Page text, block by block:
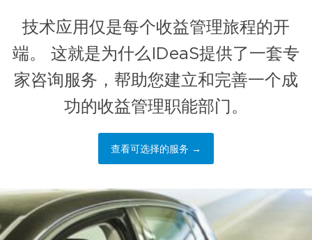
技术应用仅是每个收益管理旅程的开
端。 这就是为什么IDeaS提供了一套专
家咨询服务，帮助您建立和完善一个成
功的收益管理职能部门。
查看可选择的服务 →